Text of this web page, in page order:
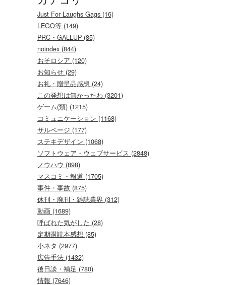
Just For Laughs Gags (16)
LEGO等 (149)
PRC・GALLUP (85)
noindex (844)
おそロシア (120)
お知らせ (29)
お礼・贈呈品感想 (24)
この発想は無かったわ (3201)
ゲーム(類) (1215)
コミュニケーション (1168)
サルベージ (177)
ステキデザイン (1068)
ソフトウェア・ウェブサービス (2848)
ノウハウ (898)
マスコミ・報道 (1705)
事件・事故 (875)
休刊・廃刊・雑誌業界 (312)
動画 (1689)
呼ばれた気がした (28)
定期購読本感想 (85)
小ネタ (2977)
広告手法 (1432)
後日談・補足 (780)
情報 (7646)